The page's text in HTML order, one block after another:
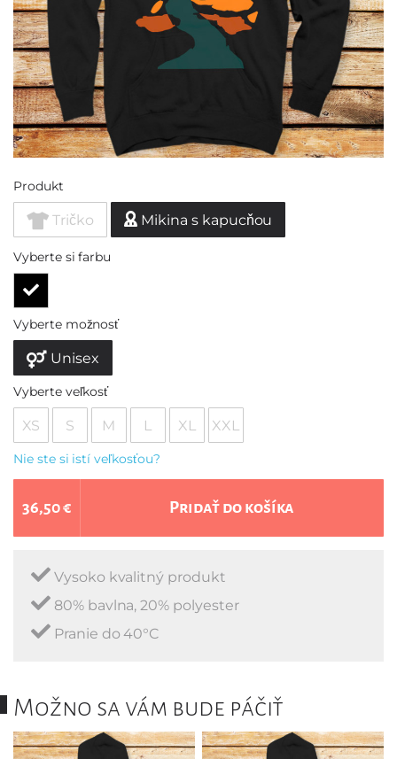
Produkt
Tričko Mikina s kapucňou
Vyberte si farbu
Vyberte možnosť
Unisex
Vyberte veľkosť
XS S M L XL XXL
Nie ste si istí veľkosťou?
36,50 € Pridať do košíka
Vysoko kvalitný produkt
80% bavlna, 20% polyester
Pranie do 40°C
Možno sa vám bude páčiť